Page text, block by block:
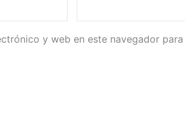
y web en este navegador